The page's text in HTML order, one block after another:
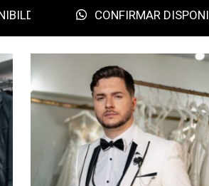
CONFIRMAR